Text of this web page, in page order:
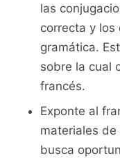
las
correcta y ​los
gramática.
sobre la cual​
francés.
Exponte al⁢
⁣materiales
busca